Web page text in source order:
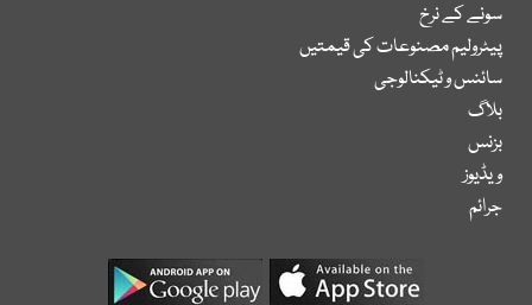
سونے کے نرخ
پیٹرولیم مصنوعات کی قیمتیں
سائنس و ٹیکنالوجی
بلاگ
بزنس
ویڈیوز
جرائم